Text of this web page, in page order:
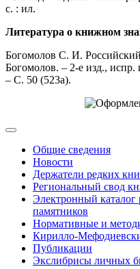
с. : ил.
Литература о книжном
Богомолов С. И.
Богомолов. – 2-е изд.,
– С. 50 (523а).
Общие сведения
Новости
Держатели редких
Региональный свод
Электронный
памятников
Нормативные и
Кирилло-
Публикации
Экслибрисы личных